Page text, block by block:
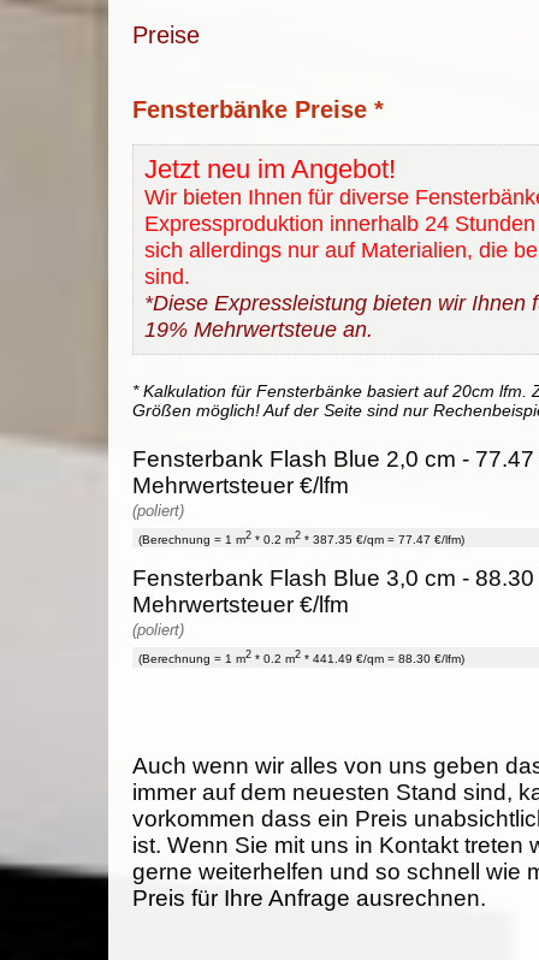
Preise
Fensterbänke Preise *
Jetzt neu im Angebot!
Wir bieten Ihnen für diverse
Expressproduktion innerhalb 24
sich allerdings nur auf Materialien, die
sind.
*Diese Expressleistung bieten wir Ihnen
19% Mehrwertsteue an.
* Kalkulation für Fensterbänke basiert auf 20cm lfm.
Größen möglich! Auf der Seite sind nur
Fensterbank Flash Blue 2,0 cm -
Mehrwertsteuer €/lfm
(poliert)
(Berechnung = 1 m2 * 0.2 m2 * 387.35 €/qm = 77.47 €/lfm)
Fensterbank Flash Blue 3,0 cm -
Mehrwertsteuer €/lfm
(poliert)
(Berechnung = 1 m2 * 0.2 m2 * 441.49 €/qm = 88.30 €/lfm)
Auch wenn wir alles von uns geben
immer auf dem neuesten Stand sind,
vorkommen dass ein Preis
ist. Wenn Sie mit uns in Kontakt treten
gerne weiterhelfen und so schnell wie
Preis für Ihre Anfrage ausrechnen.